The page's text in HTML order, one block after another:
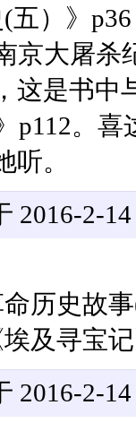
五）》
京大屠
这是书中
p112。
。
2016-2-
历史故
及寻宝
2016-2-